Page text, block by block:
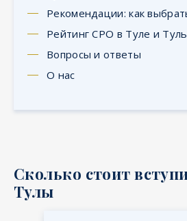
Рекомендации: как
Рейтинг СРО в Туле и
Вопросы и ответы
О нас
Сколько стоит
Тулы